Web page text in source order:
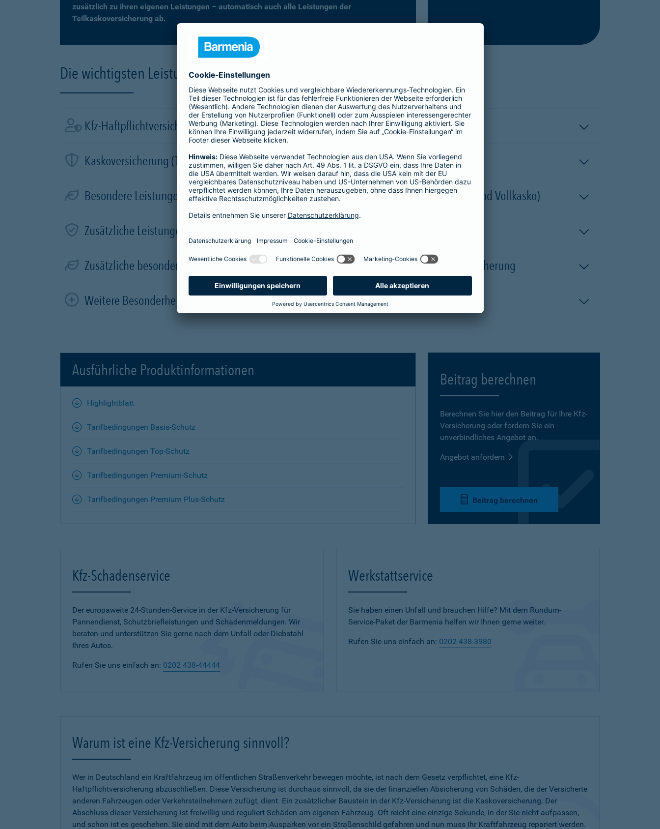
zusätzlich zu ihren eigenen Leistungen – automatisch auch alle Leistungen der
Teilkaskoversicherung ab.
Die wichtigsten Leistungen der Kfz-Versicherung im Überblick
Kfz-Haftpflichtversicherung
Kaskoversicherung (Teil- und Vollkasko)
Besondere Leistungen für Elektro- und Hybridfahrzeuge in der Kaskoversicherung (Teil- und Vollkasko)
Zusätzliche Leistungen in der Vollkaskoversicherung
Zusätzliche besondere Leistungen für Elektro- und Hybridfahrzeuge in der Vollkaskoversicherung
Weitere Besonderheiten
Ausführliche Produktinformationen
Highlightblatt
Tarifbedingungen Basis-Schutz
Tarifbedingungen Top-Schutz
Tarifbedingungen Premium-Schutz
Tarifbedingungen Premium Plus-Schutz
Beitrag berechnen
Berechnen Sie hier den Beitrag für Ihre Kfz-
Versicherung oder fordern Sie ein
unverbindliches Angebot an.
Angebot anfordern
Beitrag berechnen
Kfz-Schadenservice
Der europaweite 24-Stunden-Service in der Kfz-Versicherung für
Pannendienst, Schutzbriefleistungen und Schadenmeldungen. Wir
beraten und unterstützen Sie gerne nach dem Unfall oder Diebstahl
Ihres Autos.
Rufen Sie uns einfach an: 0202 438-44444
Werkstattservice
Sie haben einen Unfall und brauchen Hilfe? Mit dem Rundum-
Service-Paket der Barmenia helfen wir Ihnen gerne weiter.
Rufen Sie uns einfach an: 0202 438-3980
Warum ist eine Kfz-Versicherung sinnvoll?
Wer in Deutschland ein Kraftfahrzeug im öffentlichen Straßenverkehr bewegen möchte, ist nach dem Gesetz verpflichtet, eine Kfz-
Haftpflichtversicherung abzuschließen. Diese Versicherung ist durchaus sinnvoll, da sie der finanziellen Absicherung von Schäden, die der Versicherte
anderen Fahrzeugen oder Verkehrsteilnehmern zufügt, dient. Ein zusätzlicher Baustein in der Kfz-Versicherung ist die Kaskoversicherung. Der
Abschluss dieser Versicherung ist freiwillig und reguliert Schäden am eigenen Fahrzeug. Oft reicht eine einzige Sekunde, in der Sie nicht aufpassen,
und schon ist es geschehen. Sie sind mit dem Auto beim Ausparken vor ein Straßenschild gefahren und nun muss Ihr Kraftfahrzeug repariert werden.